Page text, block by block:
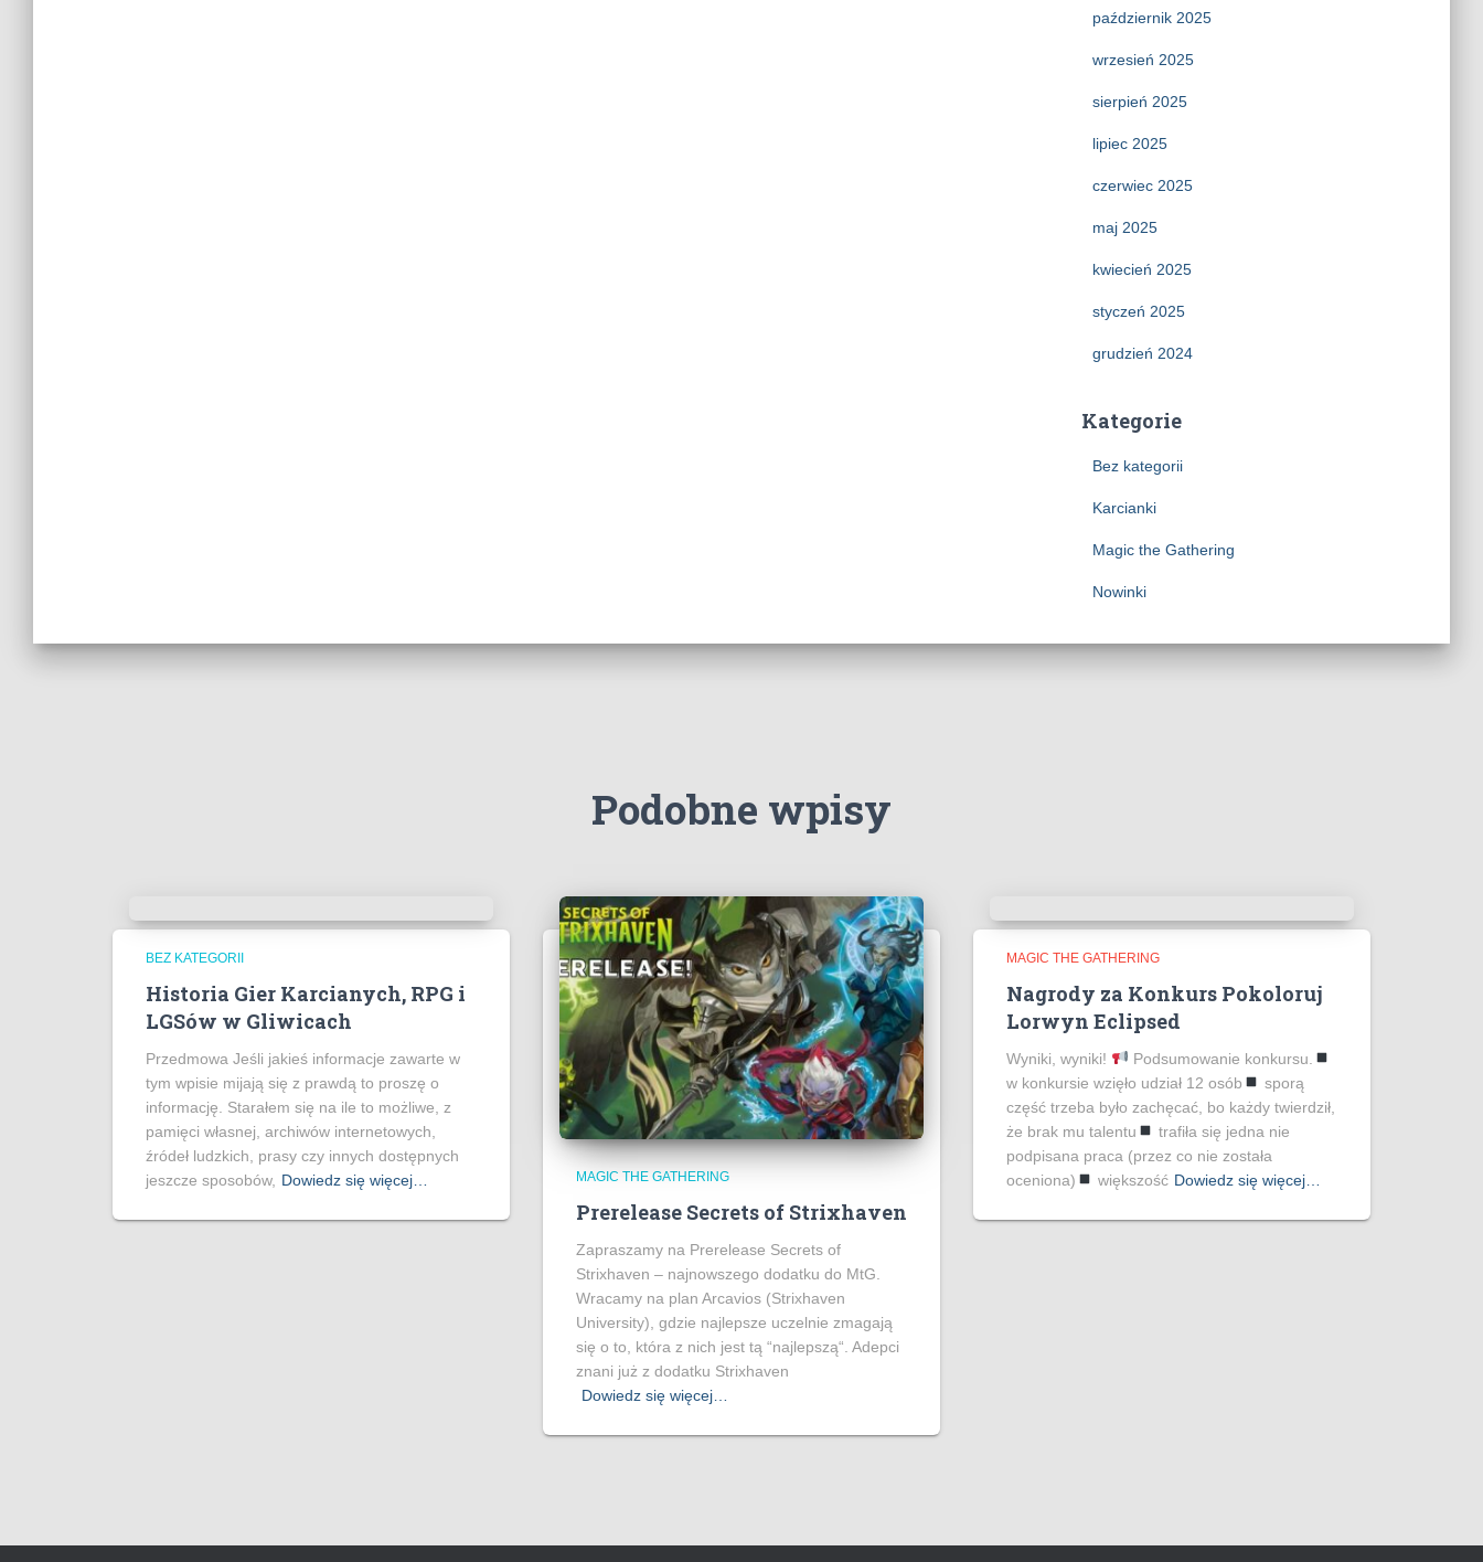
październik 2025
wrzesień 2025
sierpień 2025
lipiec 2025
czerwiec 2025
maj 2025
kwiecień 2025
styczeń 2025
grudzień 2024
Kategorie
Bez kategorii
Karcianki
Magic the Gathering
Nowinki
Podobne wpisy
BEZ KATEGORII
Historia Gier Karcianych, RPG i
LGSów w Gliwicach
Przedmowa Jeśli jakieś informacje zawarte w
tym wpisie mijają się z prawdą to proszę o
informację. Starałem się na ile to możliwe, z
pamięci własnej, archiwów internetowych,
źródeł ludzkich, prasy czy innych dostępnych
jeszcze sposobów, Dowiedz się więcej… MAGIC THE GATHERING
Prerelease Secrets of Strixhaven
Zapraszamy na Prerelease Secrets of
Strixhaven – najnowszego dodatku do MtG.
Wracamy na plan Arcavios (Strixhaven
University), gdzie najlepsze uczelnie zmagają
się o to, która z nich jest tą “najlepszą“. Adepci
znani już z dodatku Strixhaven
Dowiedz się więcej…
MAGIC THE GATHERING
Nagrody za Konkurs Pokoloruj
Lorwyn Eclipsed
Wyniki, wyniki!
Podsumowanie konkursu.
w konkursie wzięło udział 12 osób
sporą
część trzeba było zachęcać, bo każdy twierdził,
że brak mu talentu
trafiła się jedna nie
podpisana praca (przez co nie została
oceniona)
większość Dowiedz się więcej…